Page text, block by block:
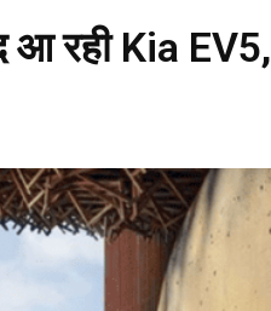
आ रही Kia EV5,